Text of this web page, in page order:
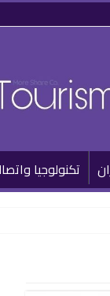
تكنولوجيا